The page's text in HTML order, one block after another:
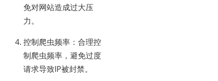
免对网站造成过大压
力。
控制爬虫频率：合理控
制爬虫频率，避免过度
请求导致IP被封禁。